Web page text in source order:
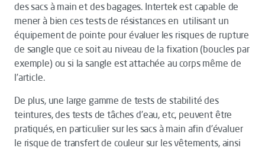
des sacs à main et des bagages. Intertek est capable de
mener à bien ces tests de résistances en utilisant un
équipement de pointe pour évaluer les risques de rupture
de sangle que ce soit au niveau de la fixation (boucles par
exemple) ou si la sangle est attachée au corps même de
l’article.
De plus, une large gamme de tests de stabilité des
teintures, des tests de tâches d’eau, etc, peuvent être
pratiqués, en particulier sur les sacs à main afin d’évaluer
le risque de transfert de couleur sur les vêtements, ainsi